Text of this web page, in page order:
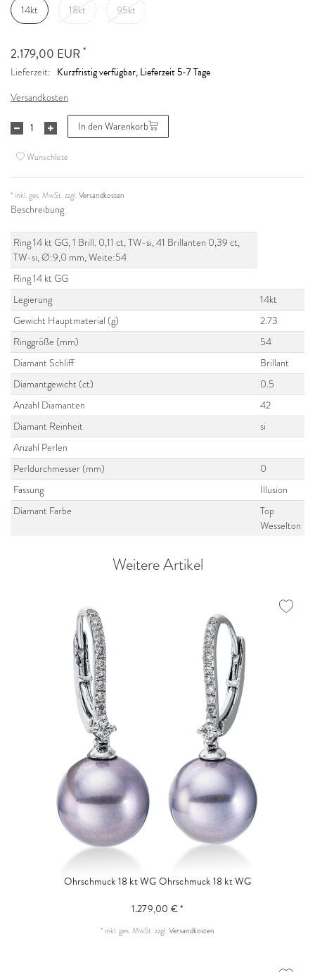
14kt 18kt 95kt
2.179,00 EUR *
Lieferzeit: Kurzfristig verfügbar, Lieferzeit 5-7 Tage
Versandkosten
In den Warenkorb
Wunschliste
* inkl. ges. MwSt. zzgl.Versandkosten
Beschreibung
Ring 14 kt GG, 1 Brill. 0,11 ct, TW-si, 41 Brillanten 0,39 ct,
TW-si, Ø:9,0 mm, Weite:54
Ring 14 kt GG
Legierung
14kt
Gewicht Hauptmaterial (g)
2.73
Ringgröße (mm)
54
Diamant Schliff
Brillant
Diamantgewicht (ct)
0.5
Anzahl Diamanten
42
Diamant Reinheit
si
Anzahl Perlen
Perldurchmesser (mm)
0
Fassung
Illusion
Diamant Farbe
Top
Wesselton
Weitere Artikel
Ohrschmuck 18 kt WGOhrschmuck 18 kt WG
1.279,00 € *
* inkl. ges. MwSt.zzgl.Versandkosten